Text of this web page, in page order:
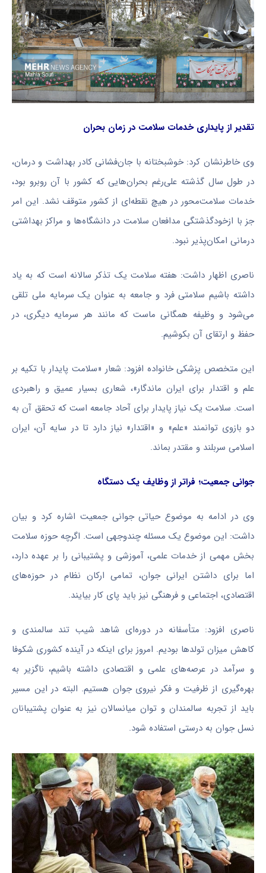
تقدیر از پایداری خدمات سلامت در زمان بحران
وی خاطرنشان کرد: خوشبختانه با جان‌فشانی کادر بهداشت و درمان،
در طول سال گذشته علی‌رغم بحران‌هایی که کشور با آن روبرو بود،
خدمات سلامت‌محور در هیچ نقطه‌ای از کشور متوقف نشد. این امر
جز با ازخودگذشتگی مدافعان سلامت در دانشگاه‌ها و مراکز بهداشتی
درمانی امکان‌پذیر نبود.
ناصری اظهار داشت: هفته سلامت یک تذکر سالانه است که به یاد
داشته باشیم سلامتی فرد و جامعه به عنوان یک سرمایه ملی تلقی
می‌شود و وظیفه همگانی ماست که مانند هر سرمایه دیگری، در
حفظ و ارتقای آن بکوشیم.
این متخصص پزشکی خانواده افزود: شعار «سلامت پایدار با تکیه بر
علم و اقتدار برای ایران ماندگار»، شعاری بسیار عمیق و راهبردی
است. سلامت یک نیاز پایدار برای آحاد جامعه است که تحقق آن به
دو بازوی توانمند «علم» و «اقتدار» نیاز دارد تا در سایه آن، ایران
اسلامی سربلند و مقتدر بماند.
جوانی جمعیت؛ فراتر از وظایف یک دستگاه
وی در ادامه به موضوع حیاتی جوانی جمعیت اشاره کرد و بیان
داشت: این موضوع یک مسئله چندوجهی است. اگرچه حوزه سلامت
بخش مهمی از خدمات علمی، آموزشی و پشتیبانی را بر عهده دارد،
اما برای داشتن ایرانی جوان، تمامی ارکان نظام در حوزه‌های
اقتصادی، اجتماعی و فرهنگی نیز باید پای کار بیایند.
ناصری افزود: متأسفانه در دوره‌ای شاهد شیب تند سالمندی و
کاهش میزان تولدها بودیم. امروز برای اینکه در آینده کشوری شکوفا
و سرآمد در عرصه‌های علمی و اقتصادی داشته باشیم، ناگزیر به
بهره‌گیری از ظرفیت و فکر نیروی جوان هستیم. البته در این مسیر
باید از تجربه سالمندان و توان میانسالان نیز به عنوان پشتیبانان
نسل جوان به درستی استفاده شود.